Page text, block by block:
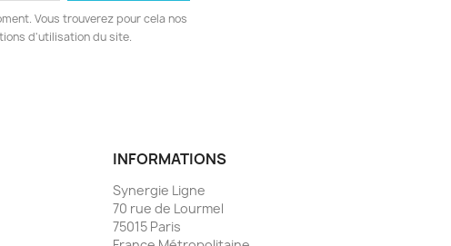
Vous trouverez pour cela nos
d'utilisation du site.
INFORMATIONS
Synergie Ligne
70 rue de Lourmel
75015 Paris